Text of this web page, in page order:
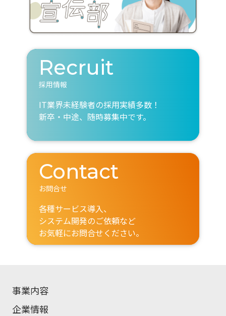
Recruit
採用情報
IT業界未経験者の採用実績多数！
新卒・中途、随時募集中です。
Contact
お問合せ
各種サービス導入、
システム開発のご依頼など
お気軽にお問合せください。
事業内容
企業情報